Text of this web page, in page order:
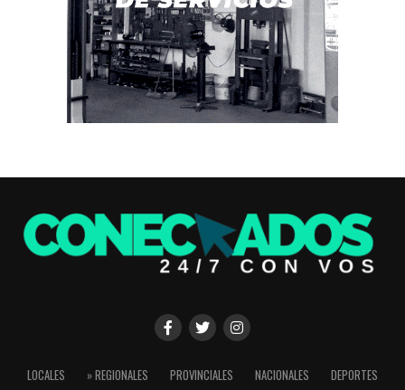
LOCALES » REGIONALES PROVINCIALES NACIONALES
DEPORTES